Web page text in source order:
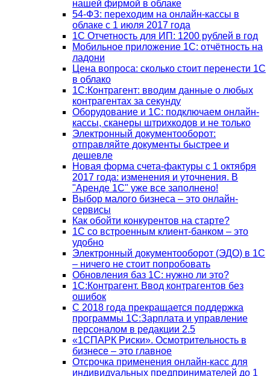
нашей фирмой в облаке
54-ФЗ: переходим на онлайн-кассы в
облаке с 1 июля 2017 года
1С Отчетность для ИП: 1200 рублей в год
Мобильное приложение 1С: отчётность на
ладони
Цена вопроса: сколько стоит перенести 1С
в облако
1С:Контрагент: вводим данные о любых
контрагентах за секунду
Оборудование и 1С: подключаем онлайн-
кассы, сканеры штрихкодов и не только
Электронный документооборот:
отправляйте документы быстрее и
дешевле
Новая форма счета-фактуры с 1 октября
2017 года: изменения и уточнения. В
"Аренде 1С" уже все заполнено!
Выбор малого бизнеса – это онлайн-
сервисы
Как обойти конкурентов на старте?
1C со встроенным клиент-банком – это
удобно
Электронный документооборот (ЭДО) в 1С
– ничего не стоит попробовать
Обновления баз 1С: нужно ли это?
1С:Контрагент. Ввод контрагентов без
ошибок
С 2018 года прекращается поддержка
программы 1С:Зарплата и управление
персоналом в редакции 2.5
«1СПАРК Риски». Осмотрительность в
бизнесе – это главное
Отсрочка применения онлайн-касс для
индивидуальных предпринимателей до 1